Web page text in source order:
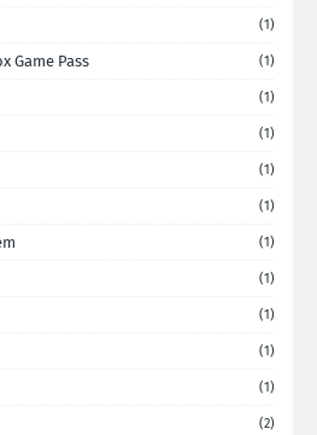
(1)
Game Pass (1)
(1)
(1)
(1)
(1)
(1)
(1)
(1)
(1)
(1)
(2)